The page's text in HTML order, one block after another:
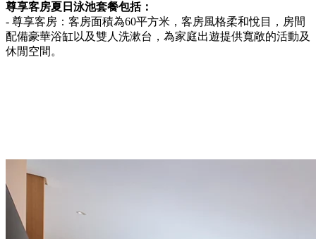
尊享客房夏日泳池套餐包括：
- 尊享客房：客房面積為60平方米，客房風格柔和悅目，房間
配備豪華浴缸以及雙人洗漱台，為家庭出遊提供寬敞的活動及
休閒空間。